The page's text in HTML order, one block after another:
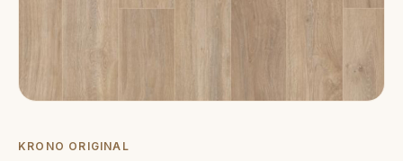
KRONO ORIGINAL